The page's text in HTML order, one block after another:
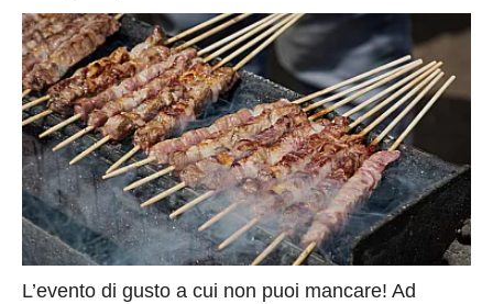
Interviste
Territori
Prodotti
Answer
Newsletter
Privacy
Policy
L’evento di gusto a cui non puoi mancare! Ad